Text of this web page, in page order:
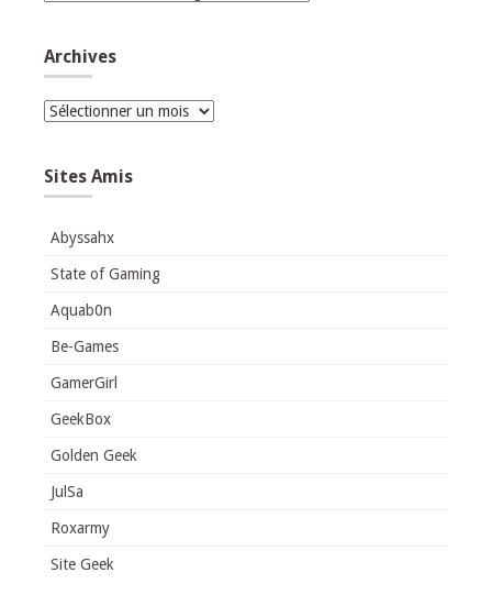
Archives
Archives
Sites Amis
Abyssahx
State of Gaming
Aquab0n
Be-Games
GamerGirl
GeekBox
Golden Geek
JulSa
Roxarmy
Site Geek